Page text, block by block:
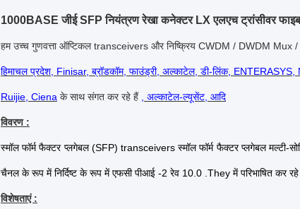
1000BASE जीई SFP नियंत्रण रेखा कनेक्टर LX एलएच ट्रांसीवर
हम उच्च गुणवत्ता ऑप्टिकल transceivers और निष्क्रिय CWDM / DWDM Mux
हिमाचल प्रदेश, Finisar, ब्रॉडकॉम, फाउंड्री, अल्काटेल, डी-लिंक,
Ruijie, Ciena के साथ संगत कर रहे हैं , अल्काटेल-ल्यूसेंट, आदि
विवरण :
स्मॉल फॉर्म फैक्टर प्लगेबल (SFP) transceivers स्मॉल फॉर्म फैक्टर प्लगेबल मल्टी-
चैनल के रूप में निर्दिष्ट के रूप में एफसी पीआई -2 रेव 10.0 .They में परिभाषित कर
विशेषताएं :